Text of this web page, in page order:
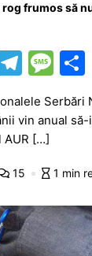
frumos să
T
e
gr
a
m
M
s
a
e
Serbări
vin anual
AUR […]
15 1 min